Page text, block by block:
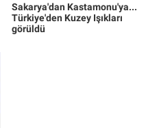
Sakarya'dan Kastamonu'ya...
Türkiye'den Kuzey Işıkları
görüldü